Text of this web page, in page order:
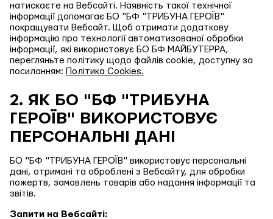
натискаєте на Вебсайті. Наявність такої технічної
інформації допомагає БО "БФ "ТРИБУНА ГЕРОЇВ"
покращувати Вебсайт. Щоб отримати додаткову
інформацію про технології автоматизованої обробки
інформації, які використовує БО БФ МАЙБУТЕРРА,
перегляньте політику щодо файлів cookie, доступну за
посиланням: Політика Cookies.
2. ЯК БО "БФ "ТРИБУНА
ГЕРОЇВ" ВИКОРИСТОВУЄ
ПЕРСОНАЛЬНІ ДАНІ
БО "БФ "ТРИБУНА ГЕРОЇВ" використовує персональні
дані, отримані та оброблені з Вебсайту, для обробки
пожертв, замовлень товарів або надання інформації та
звітів.
Запити на Вебсайті: